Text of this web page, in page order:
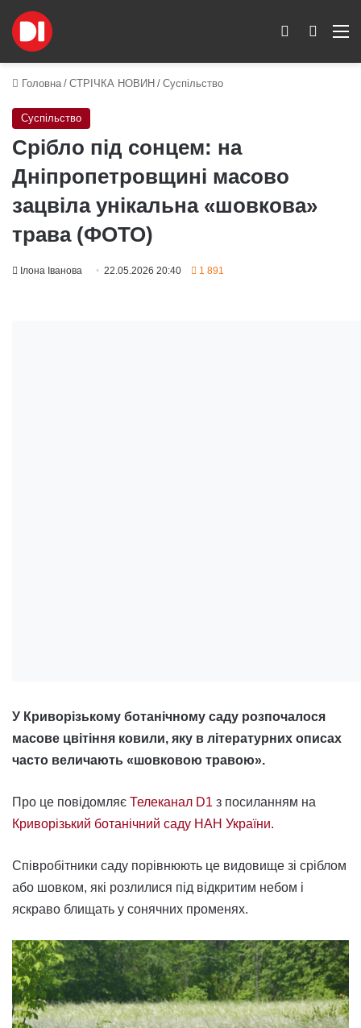
Пошук
Switch skin
Головна / СТРІЧКА НОВИН / Суспільство
Суспільство
Срібло під сонцем: на
Дніпропетровщині масово
зацвіла унікальна «шовкова»
трава (ФОТО)
Ілона Іванова 22.05.2026 20:40 1 891
У Криворізькому ботанічному саду розпочалося
масове цвітіння ковили, яку в літературних описах
часто величають «шовковою травою».
Про це повідомляє Телеканал D1 з посиланням на
Криворізький ботанічний саду НАН України.
Співробітники саду порівнюють це видовище зі сріблом
або шовком, які розлилися під відкритим небом і
яскраво блищать у сонячних променях.